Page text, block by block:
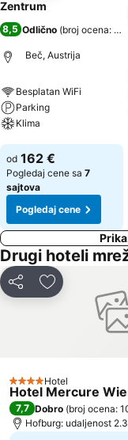
Zentrum
8,5 Odlično (broj ocena:
Beč, Austrija
Besplatan WiFi
Parking
Klima
Pogledaj cene
od 162 €
Pogledaj cene sa 7
sajtova
Pogledaj cene
Drugi hoteli
Deli Dodati u
4 Zvezdice
Hotel
Hotel Mercure
7,7 Dobro (broj ocena:
Hofburg: udaljenost